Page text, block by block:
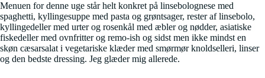
Menuen for denne uge står helt konkret på linsebolognese med
spaghetti, kyllingesuppe med pasta og grøntsager, rester af linsebolo,
kyllingedeller med urter og rosenkål med æbler og nødder, asiatiske
fiskedeller med ovnfritter og remo-ish og sidst men ikke mindst en
skøn cæsarsalat i vegetariske klæder med smørmør knoldselleri, linser
og den bedste dressing. Jeg glæder mig allerede.